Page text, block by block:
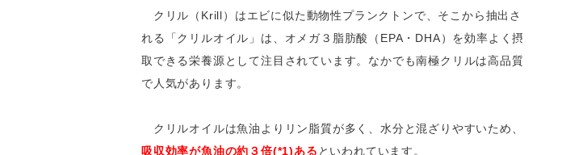
クリル（Krill）はエビに似た動物性プランクトンで、そこから抽出さ
れる「クリルオイル」は、オメガ３脂肪酸（EPA・DHA）を効率よく摂
取できる栄養源として注目されています。なかでも南極クリルは高品質
で人気があります。
クリルオイルは魚油よりリン脂質が多く、水分と混ざりやすいため、
吸収効率が魚油の約３倍(*1)ある といわれています。